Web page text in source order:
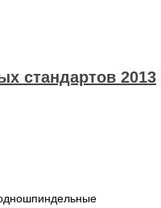
стандартов 2013